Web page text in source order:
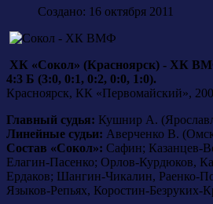
Создано: 16 октября 2011
ХК «Сокол» (Красноярск) - ХК
4:3 Б (3:0, 0:1, 0:2, 0:0, 1:0).
Красноярск, КК «Первомайский»,
Главный судья: Кушнир А.
Линейные судьи: Аверченко В.
Состав «Сокол»: Сафин; Казанцев-
Елагин-Пасенко; Орлов-Курдюков,
Ердаков; Шангин-Чикалин, Раенко-
Языков-Репьях, Коростин-Безруких-